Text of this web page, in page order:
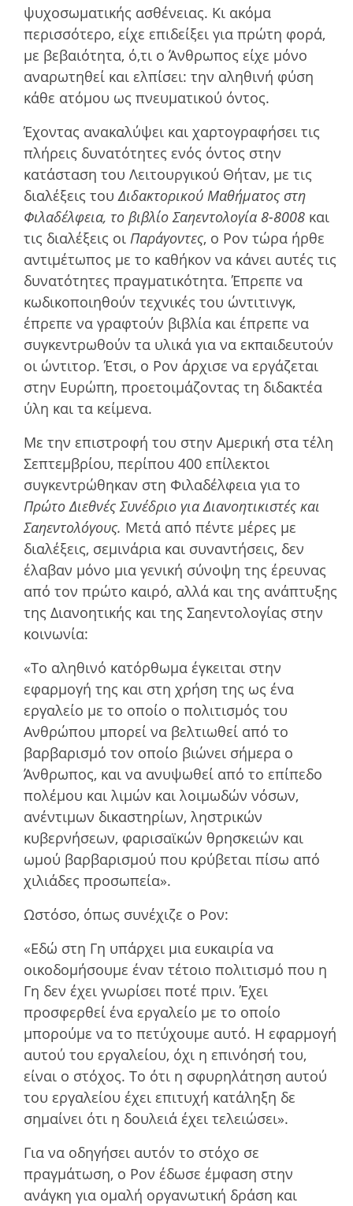
ψυχοσωματικής ασθένειας. Κι ακόµα
περισσότερο, είχε επιδείξει για πρώτη φορά,
µε βεβαιότητα, ό,τι ο Άνθρωπος είχε µόνο
αναρωτηθεί και ελπίσει: την αληθινή φύση
κάθε ατόµου ως πνευµατικού όντος.
Έχοντας ανακαλύψει και χαρτογραφήσει τις
πλήρεις δυνατότητες ενός όντος στην
κατάσταση του Λειτουργικού Θήταν, µε τις
διαλέξεις τουΔιδακτορικού Μαθήµατος στη
Φιλαδέλφεια, το βιβλίο Σαηεντολογία 8-8008 και
τις διαλέξεις οι Παράγοντες, ο Ρον τώρα ήρθε
αντιµέτωπος µε το καθήκον να κάνει αυτές τις
δυνατότητες πραγµατικότητα. Έπρεπε να
κωδικοποιηθούν τεχνικές του ώντιτινγκ,
έπρεπε να γραφτούν βιβλία και έπρεπε να
συγκεντρωθούν τα υλικά για να εκπαιδευτούν
οι ώντιτορ. Έτσι, ο Ρον άρχισε να εργάζεται
στην Ευρώπη, προετοιµάζοντας τη διδακτέα
ύλη και τα κείµενα.
Με την επιστροφή του στην Αµερική στα τέλη
Σεπτεµβρίου, περίπου 400 επίλεκτοι
συγκεντρώθηκαν στη Φιλαδέλφεια για το
Πρώτο Διεθνές Συνέδριο για Διανοητικιστές και
Σαηεντολόγους. Μετά από πέντε µέρες µε
διαλέξεις, σεµινάρια και συναντήσεις, δεν
έλαβαν µόνο µια γενική σύνοψη της έρευνας
από τον πρώτο καιρό, αλλά και της ανάπτυξης
της Διανοητικής και της Σαηεντολογίας στην
κοινωνία:
«Το αληθινό κατόρθωµα έγκειται στην
εφαρµογή της και στη χρήση της ως ένα
εργαλείο µε το οποίο ο πολιτισµός του
Ανθρώπου µπορεί να βελτιωθεί από το
βαρβαρισµό τον οποίο βιώνει σήµερα ο
Άνθρωπος, και να ανυψωθεί από το επίπεδο
πολέµου και λιµών και λοιµωδών νόσων,
ανέντιµων δικαστηρίων, ληστρικών
κυβερνήσεων, φαρισαϊκών θρησκειών και
ωµού βαρβαρισµού που κρύβεται πίσω από
χιλιάδες προσωπεία».
Ωστόσο, όπως συνέχιζε ο Ρον:
«Εδώ στη Γη υπάρχει µια ευκαιρία να
οικοδοµήσουµε έναν τέτοιο πολιτισµό που η
Γη δεν έχει γνωρίσει ποτέ πριν. Έχει
προσφερθεί ένα εργαλείο µε το οποίο
µπορούµε να το πετύχουµε αυτό. Η εφαρµογή
αυτού του εργαλείου, όχι η επινόησή του,
είναι ο στόχος. Το ότι η σφυρηλάτηση αυτού
του εργαλείου έχει επιτυχή κατάληξη δε
σηµαίνει ότι η δουλειά έχει τελειώσει».
Για να οδηγήσει αυτόν το στόχο σε
πραγµάτωση, ο Ρον έδωσε έµφαση στην
ανάγκη για οµαλή οργανωτική δράση και